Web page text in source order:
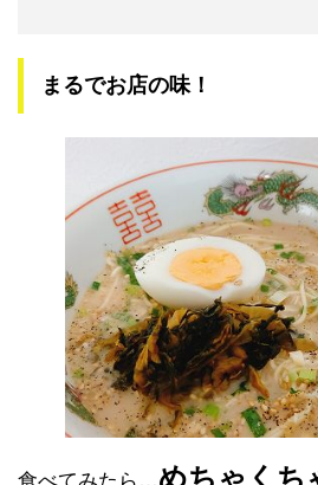
まるでお店の味！
めちゃくち